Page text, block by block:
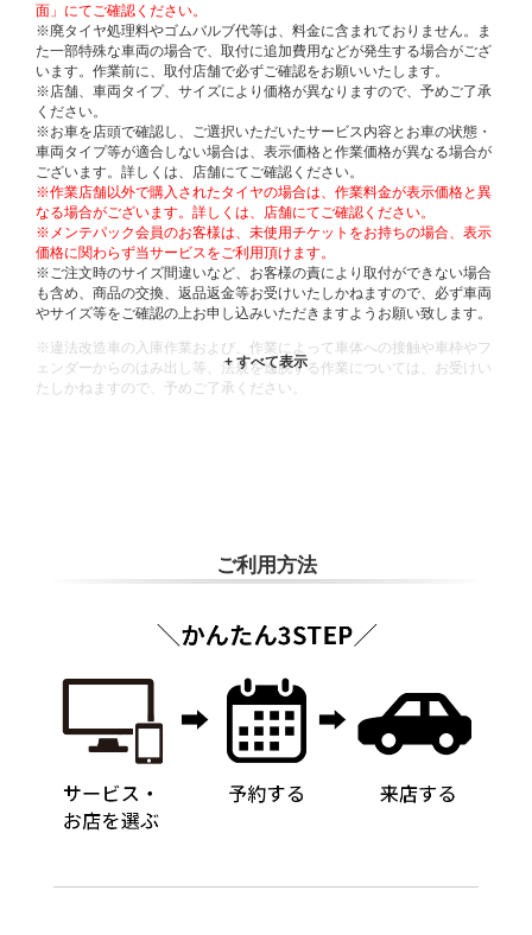
面」にてご確認ください。
※廃タイヤ処理料やゴムバルブ代等は、料金に含まれておりません。ま
た一部特殊な車両の場合で、取付に追加費用などが発生する場合がござ
います。作業前に、取付店舗で必ずご確認をお願いいたします。
※店舗、車両タイプ、サイズにより価格が異なりますので、予めご了承
ください。
※お車を店頭で確認し、ご選択いただいたサービス内容とお車の状態・
車両タイプ等が適合しない場合は、表示価格と作業価格が異なる場合が
ございます。詳しくは、店舗にてご確認ください。
※作業店舗以外で購入されたタイヤの場合は、作業料金が表示価格と異
なる場合がございます。詳しくは、店舗にてご確認ください。
※メンテパック会員のお客様は、未使用チケットをお持ちの場合、表示
価格に関わらず当サービスをご利用頂けます。
※ご注文時のサイズ間違いなど、お客様の責により取付ができない場合
も含め、商品の交換、返品返金等お受けいたしかねますので、必ず車両
やサイズ等をご確認の上お申し込みいただきますようお願い致します。
※違法改造車の入庫作業および、作業によって車体への接触や車枠やフ
ェンダーからのはみ出し等、法規を逸脱する作業については、お受けい
たしかねますので、予めご了承ください。
ご利用方法